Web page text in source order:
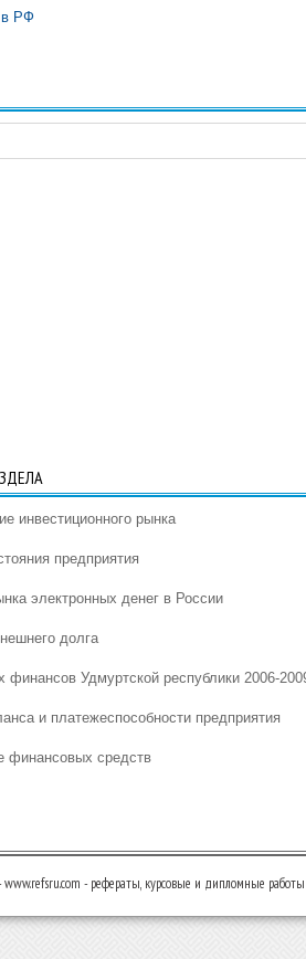
в РФ
инвестиционного рынка
предприятия
электронных денег в России
долга
финансов Удмуртской республики 2006-
и платежеспособности предприятия
финансовых средств
- рефераты, курсовые и дипломные работы